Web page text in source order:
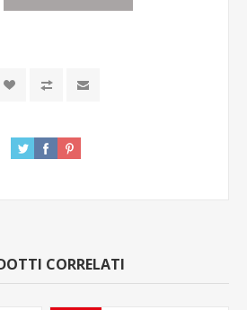
CORRELATI